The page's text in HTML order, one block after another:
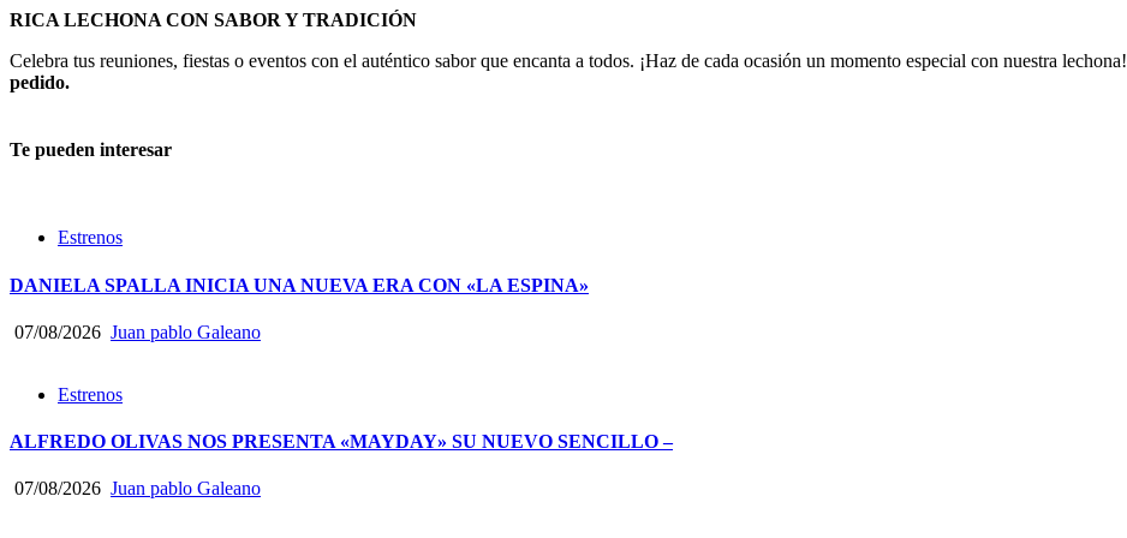
RICA LECHONA CON SABOR Y TRADICIÓN
Celebra tus reuniones, fiestas o eventos con el auténtico sabor que encanta a todos. ¡Haz de cada ocasión un momento especial con nuestra lechona!
pedido.
Te pueden interesar
Estrenos
DANIELA SPALLA INICIA UNA NUEVA ERA CON «LA ESPINA»
07/08/2026 Juan pablo Galeano
Estrenos
ALFREDO OLIVAS NOS PRESENTA «MAYDAY» SU NUEVO SENCILLO –
07/08/2026 Juan pablo Galeano